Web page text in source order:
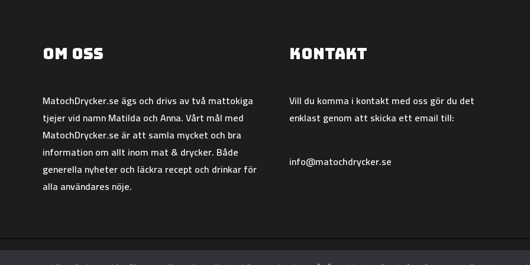
Om oss
MatochDrycker.se ägs och drivs av två mattokiga
tjejer vid namn Matilda och Anna. Vårt mål med
MatochDrycker.se är att samla mycket och bra
information om allt inom mat & drycker. Både
generella nyheter och läckra recept och drinkar för
alla användares nöje.
Kontakt
Vill du komma i kontakt med oss gör du det
enklast genom att skicka ett email till:
info@matochdrycker.se